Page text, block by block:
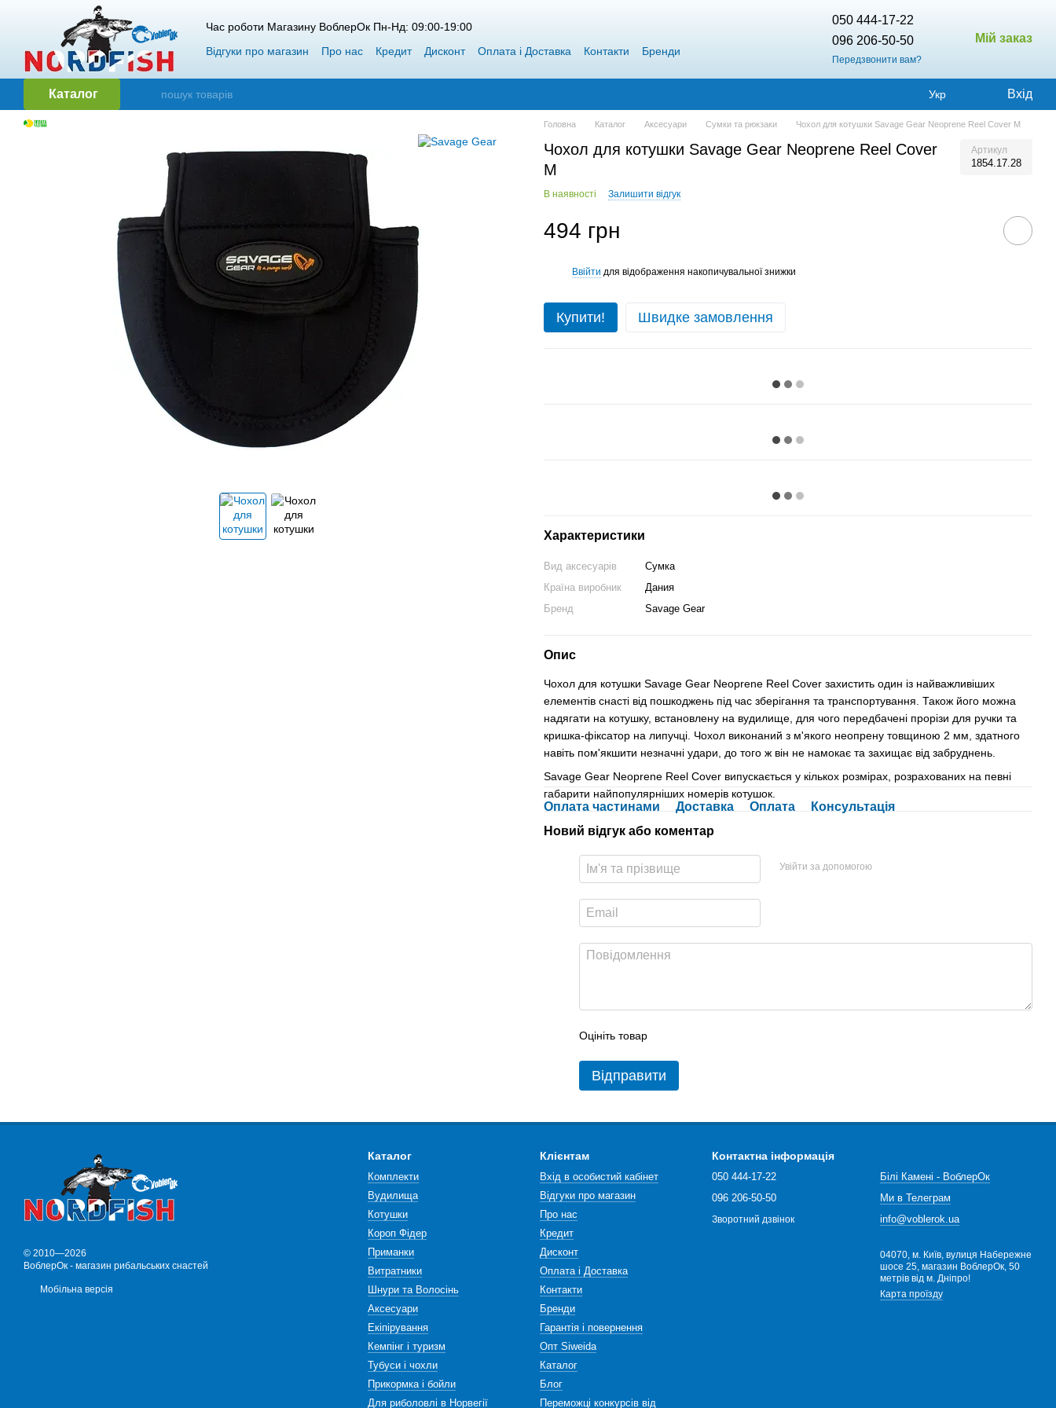
Перейти до основного контенту
Час роботи Магазину ВоблерОк Пн-Нд: 09:00-19:00
Відгуки про магазин
Про нас Кредит Дисконт Оплата і Доставка Контакти
Бренди
050 444-17-22
096 206-50-50
Передзвонити вам?
Мій заказ
Каталог Укр Вхід
Головна Каталог Аксесуари Сумки та рюкзаки Чохол для котушки Savage Gear Neoprene Reel Cover M
Чохол для котушки Savage Gear Neoprene Reel Cover
M
Артикул
1854.17.28
В наявності Залишити відгук
494 грн
Ввійти для відображення накопичувальної знижки
Купити! Швидке замовлення
Характеристики
Вид аксесуарів
Сумка
Країна виробник
Дания
Бренд
Savage Gear
Опис
Чохол для котушки Savage Gear Neoprene Reel Cover захистить один із найважливіших
елементів снасті від пошкоджень під час зберігання та транспортування. Також його можна
надягати на котушку, встановлену на вудилище, для чого передбачені прорізи для ручки та
кришка-фіксатор на липучці. Чохол виконаний з м'якого неопрену товщиною 2 мм, здатного
навіть пом'якшити незначні удари, до того ж він не намокає та захищає від забруднень.
Savage Gear Neoprene Reel Cover випускається у кількох розмірах, розрахованих на певні
габарити найпопулярніших номерів котушок.
Оплата частинами Доставка Оплата
Консультація
Новий відгук або коментар
Увійти за допомогою
Оцініть товар
Відправити
© 2010—2026
ВоблерОк - магазин рибальських снастей
Мобільна версія
Каталог
Комплекти
Вудилища
Котушки
Короп Фідер
Приманки
Витратники
Шнури та Волосінь
Аксесуари
Екіпірування
Кемпінг і туризм
Тубуси і чохли
Прикормка і бойли
Для риболовлі в Норвегії
Клієнтам
Вхід в особистий кабінет
Відгуки про магазин
Про нас
Кредит
Дисконт
Оплата і Доставка
Контакти
Бренди
Гарантія і повернення
Опт Siweida
Каталог
Блог
Переможці конкурсів від
Контактна інформація
050 444-17-22
096 206-50-50
Зворотний дзвінок
Білі Камені - ВоблерОк
Ми в Телеграм
info@voblerok.ua
04070, м. Київ, вулиця Набережне
шосе 25, магазин ВоблерОк, 50
метрів від м. Дніпро!
Карта проїзду